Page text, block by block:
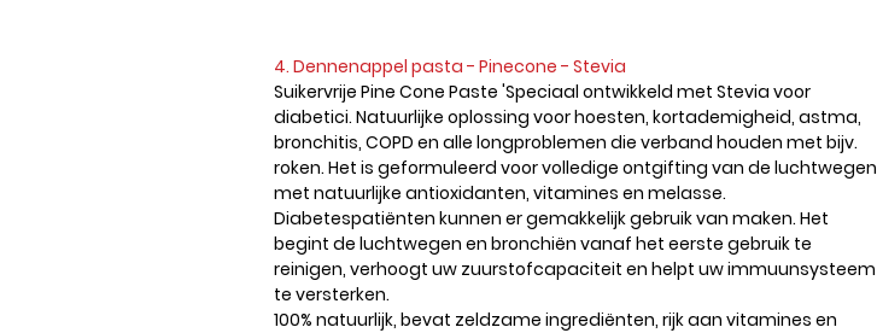
4. Dennenappel pasta - Pinecone - Stevia
Suikervrije Pine Cone Paste 'Speciaal ontwikkeld met Stevia voor
diabetici. Natuurlijke oplossing voor hoesten, kortademigheid, astma,
bronchitis, COPD en alle longproblemen die verband houden met bijv.
roken. Het is geformuleerd voor volledige ontgifting van de luchtwegen
met natuurlijke antioxidanten, vitamines en melasse.
Diabetespatiënten kunnen er gemakkelijk gebruik van maken. Het
begint de luchtwegen en bronchiën vanaf het eerste gebruik te
reinigen, verhoogt uw zuurstofcapaciteit en helpt uw immuunsysteem
te versterken.
100% natuurlijk, bevat zeldzame ingrediënten, rijk aan vitamines en